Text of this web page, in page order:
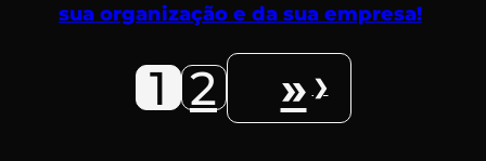
sua organização e da sua empresa!
1 2 »